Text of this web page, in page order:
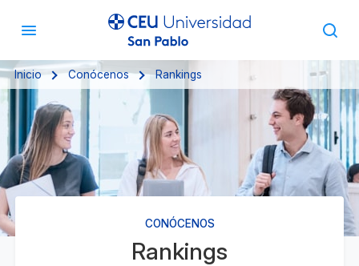
Inicio Conócenos Rankings
CONÓCENOS
Rankings